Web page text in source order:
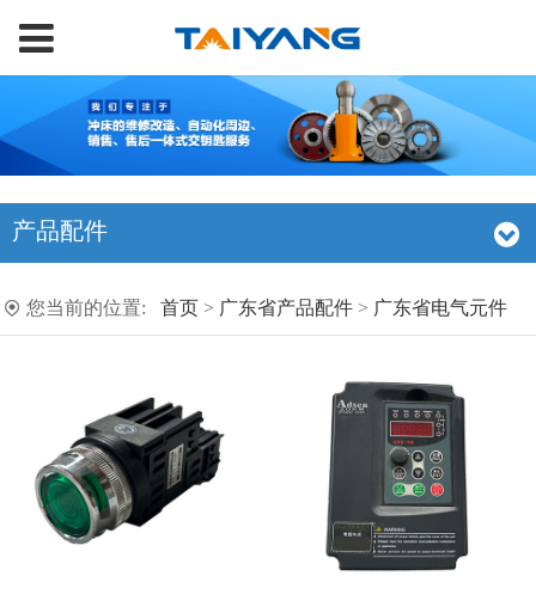
产品配件
您当前的位置: 首页 > 广东省产品配件 > 广东省电气元件